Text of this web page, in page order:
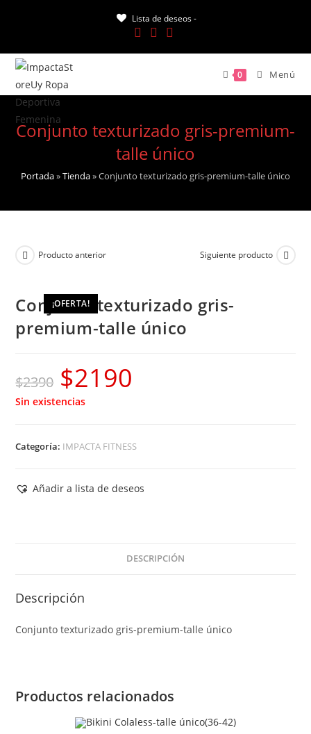
Lista de deseos -
0 Menú
Conjunto texturizado gris-premium-
talle único
Portada»Tienda»Conjunto texturizado gris-premium-talle único
¡OFERTA!
Producto anterior Siguiente producto
Conjunto texturizado gris-
premium-talle único
$2390 El
precio
$2190
Sin existencias
Categoría: IMPACTA FITNESS
Añadir a lista de deseos
DESCRIPCIÓN
Descripción
Conjunto texturizado gris-premium-talle único
Productos relacionados